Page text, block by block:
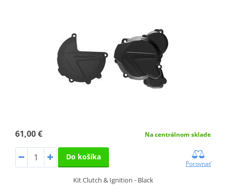
61,00 € Na centrálnom sklade
Do košíka
Porovnať
Kit Clutch & Ignition - Black